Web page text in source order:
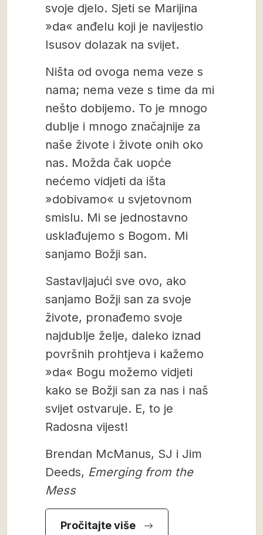
svoje djelo. Sjeti se Marijina
»da« anđelu koji je navijestio
Isusov dolazak na svijet.
Ništa od ovoga nema veze s
nama; nema veze s time da mi
nešto dobijemo. To je mnogo
dublje i mnogo značajnije za
naše živote i živote onih oko
nas. Možda čak uopće
nećemo vidjeti da išta
»dobivamo« u svjetovnom
smislu. Mi se jednostavno
usklađujemo s Bogom. Mi
sanjamo Božji san.
Sastavljajući sve ovo, ako
sanjamo Božji san za svoje
živote, pronađemo svoje
najdublje želje, daleko iznad
površnih prohtjeva i kažemo
»da« Bogu možemo vidjeti
kako se Božji san za nas i naš
svijet ostvaruje. E, to je
Radosna vijest!
Brendan McManus, SJ i Jim
Deeds, Emerging from the
Mess
Pročitajte više